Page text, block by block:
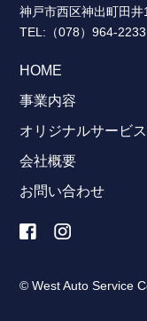
神戸市西区神出町田井
TEL:（078）964-
HOME
事業内容
オリジナルサービス
会社概要
お問い合わせ
© West Auto Service